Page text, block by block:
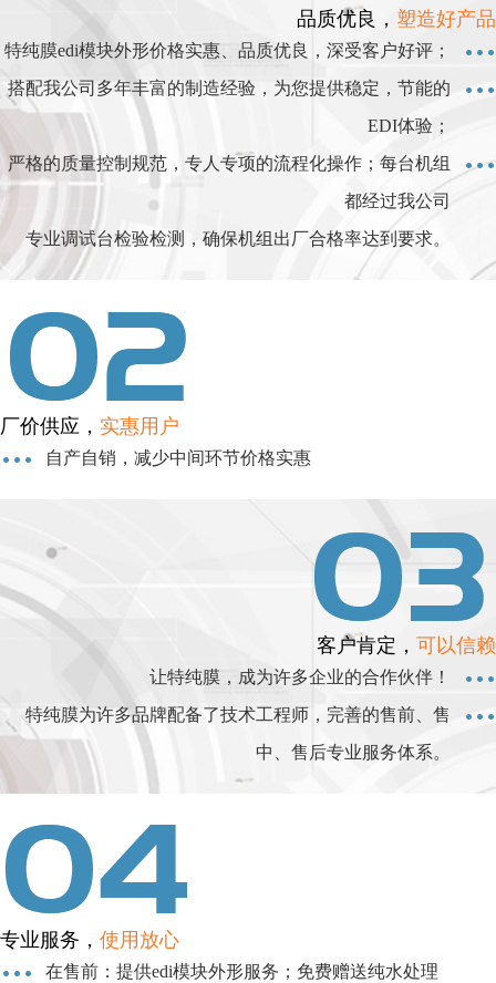
品质优良， 塑造好产品
特纯膜edi模块外形价格实惠、品质优良，深受客户好评；
搭配我公司多年丰富的制造经验，为您提供稳定，节能的
EDI体验；
严格的质量控制规范，专人专项的流程化操作；每台机组
都经过我公司
专业调试台检验检测，确保机组出厂合格率达到要求。
厂价供应， 实惠用户
自产自销，减少中间环节价格实惠
客户肯定， 可以信赖
让特纯膜，成为许多企业的合作伙伴！
特纯膜为许多品牌配备了技术工程师，完善的售前、售
中、售后专业服务体系。
专业服务， 使用放心
在售前：提供edi模块外形服务；免费赠送纯水处理